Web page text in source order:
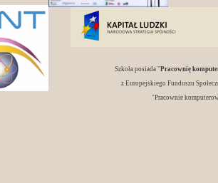
Szkoła posiada "Pracownię
z Europejskiego Funduszu
"Pracownie